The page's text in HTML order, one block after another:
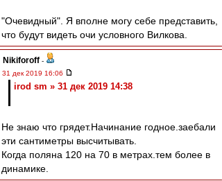
"Очевидный". Я вполне могу себе представить,
что будут видеть очи условного Вилкова.
Nikiforoff -
31 дек 2019 16:06
irod sm » 31 дек 2019 14:38
Не знаю что грядет.Начинание годное.заебали
эти сантиметры высчитывать.
Когда поляна 120 на 70 в метрах.тем более в
динамике.